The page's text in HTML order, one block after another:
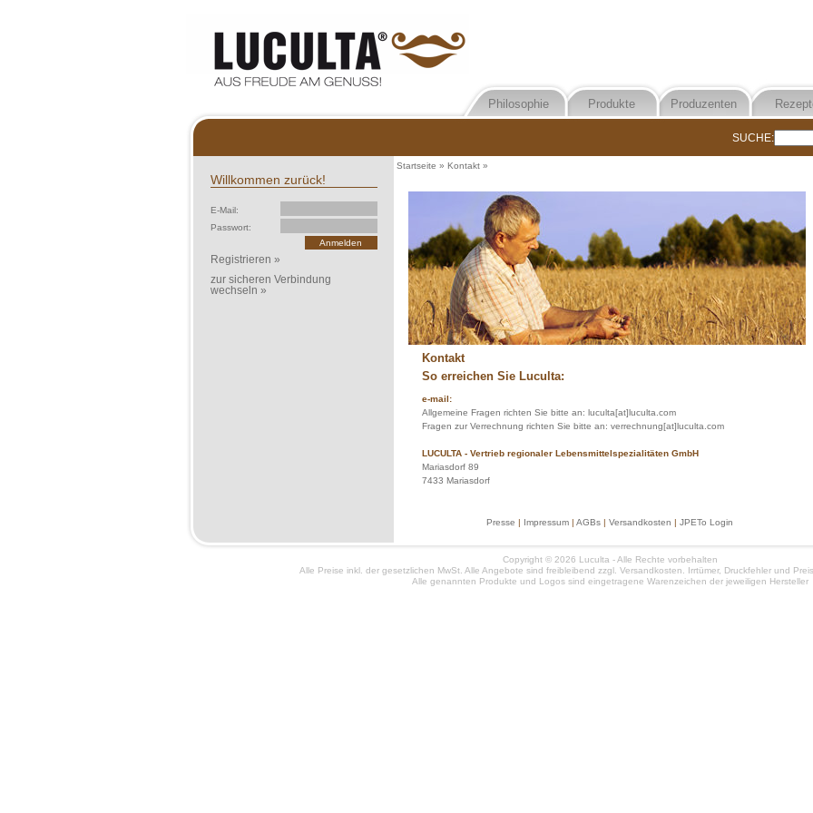
Philosophie Produkte Produzenten
SUCHE:
Willkommen zurück!
E-Mail:
Passwort:
Registrieren »
zur sicheren Verbindung
wechseln »
Startseite » Kontakt»
Kontakt
So erreichen Sie Luculta:
e-mail:
Allgemeine Fragen richten Sie bitte an: luculta[at]luculta.com
Fragen zur Verrechnung richten Sie bitte an: verrechnung[at]luculta.com
LUCULTA - Vertrieb regionaler Lebensmittelspezialitäten GmbH
Mariasdorf 89
7433 Mariasdorf
Presse | Impressum | AGBs | Versandkosten | JPETo Login
Copyright © 2026 Luculta - Alle Rechte vorbehalten
Alle Preise inkl. der gesetzlichen MwSt. Alle Angebote sind freibleibend zzgl. Versandkosten. Irrtümer, Druckfehler und
Alle genannten Produkte und Logos sind eingetragene Warenzeichen der jeweiligen Hersteller